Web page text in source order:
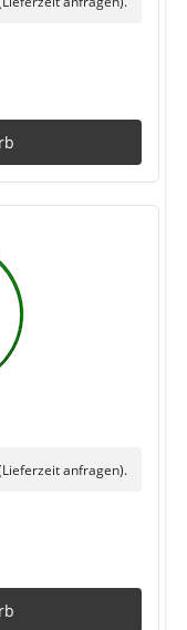
anfragen).